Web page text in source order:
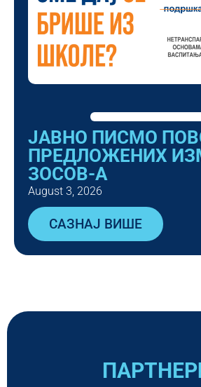
ЈАВНО ПИСМО
ПРЕДЛОЖЕНИХ
ЗОСОВ-А
August 3, 2026
САЗНАЈ ВИШЕ